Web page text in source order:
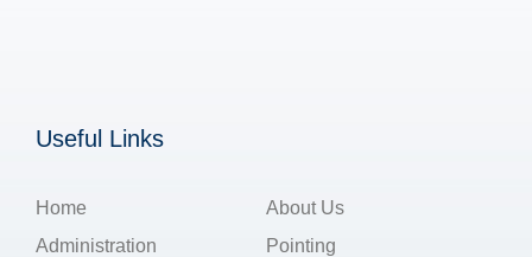
Useful Links
Home
About Us
Administration
Pointing